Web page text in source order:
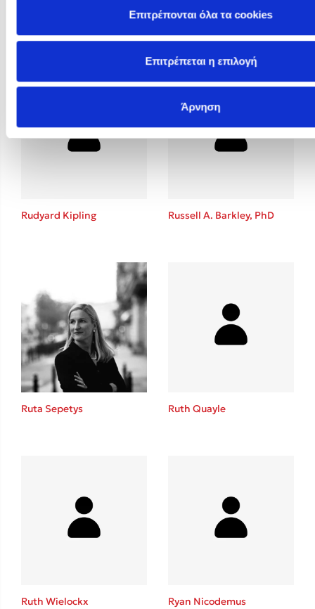
Επιτρέπονται όλα τα cookies
Επιτρέπεται η επιλογή
Άρνηση
Rowan Hooper
Rudyard Kipling Russell A. Barkley, PhD
Ruta Sepetys Ruth Quayle
Ruth Wielockx Ryan Nicodemus